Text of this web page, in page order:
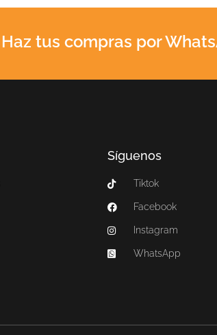
Haz tus compras por
Síguenos
Tiktok
Facebook
Instagram
WhatsApp